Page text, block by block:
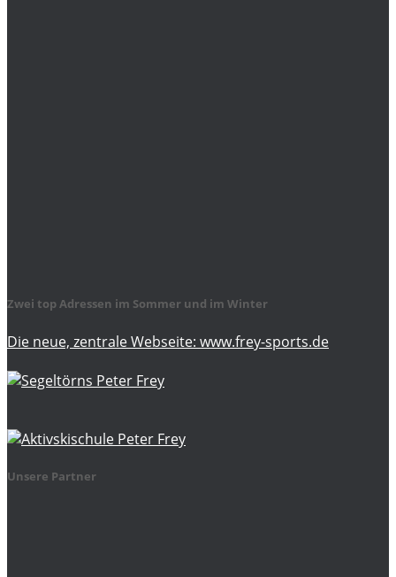
Zwei top Adressen im Sommer und im Winter
Die neue, zentrale Webseite: www.frey-sports.de
Unsere Partner